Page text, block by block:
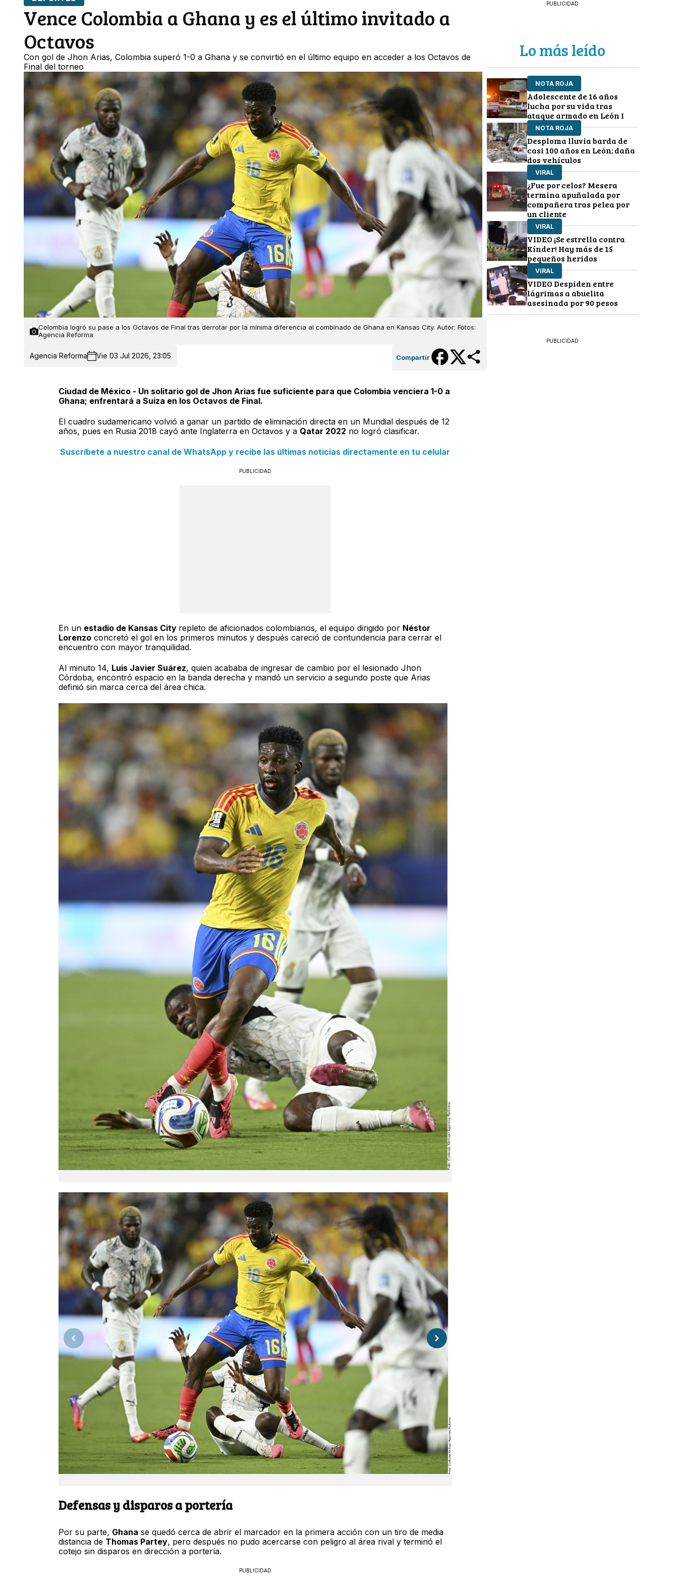
Vence Colombia a Ghana y es el último invitado a
Octavos
Con gol de Jhon Arias, Colombia superó 1-0 a Ghana y se convirtió en el último equipo en acceder a los Octavos de
Final del torneo
Colombia logró su pase a los Octavos de Final tras derrotar por la mínima diferencia al combinado de Ghana en Kansas City. Autor: Fotos:
Agencia Reforma
Agencia Reforma Vie 03 Jul 2026, 23:05 Compartir
Ciudad de México - Un solitario gol de Jhon Arias fue suficiente para que Colombia venciera 1-0 a
Ghana; enfrentará a Suiza en los Octavos de Final.
El cuadro sudamericano volvió a ganar un partido de eliminación directa en un Mundial después de 12
años, pues en Rusia 2018 cayó ante Inglaterra en Octavos y a Qatar 2022 no logró clasificar.
Suscríbete a nuestro canal de WhatsApp y recibe las últimas noticias directamente en tu celular
PUBLICIDAD
En un estadio de Kansas City repleto de aficionados colombianos, el equipo dirigido por Néstor
Lorenzoconcretó el gol en los primeros minutos y después careció de contundencia para cerrar el
encuentro con mayor tranquilidad.
Al minuto 14, Luis Javier Suárez, quien acababa de ingresar de cambio por el lesionado Jhon
Córdoba, encontró espacio en la banda derecha y mandó un servicio a segundo poste que Arias
definió sin marca cerca del área chica.
Defensas y disparos a portería
Por su parte, Ghana se quedó cerca de abrir el marcador en la primera acción con un tiro de media
distancia de Thomas Partey, pero después no pudo acercarse con peligro al área rival y terminó el
cotejo sin disparos en dirección a portería.
PUBLICIDAD
PUBLICIDAD
Lo más leído
NOTA ROJA
Adolescente de 16 años
lucha por su vida tras
ataque armado en León I
NOTA ROJA
Desploma lluvia barda de
casi 100 años en León; daña
dos vehículos
VIRAL
¿Fue por celos? Mesera
termina apuñalada por
compañera tras pelea por
un cliente
VIRAL
VIDEO ¡Se estrella contra
Kínder! Hay más de 15
pequeños heridos
VIRAL
VIDEO Despiden entre
lágrimas a abuelita
asesinada por 90 pesos
PUBLICIDAD